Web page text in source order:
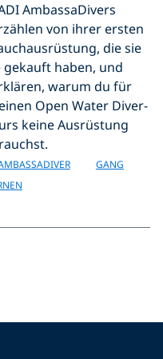
AmbassaDivers
von ihrer ersten
die sie
gekauft haben, und
warum du für
Open Water Diver-
keine Ausrüstung
GANG